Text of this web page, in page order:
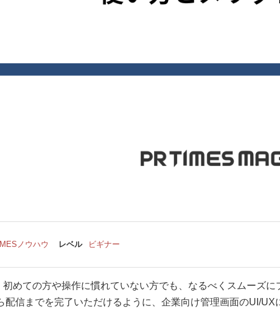
ノウハウ レベル ビギナー
初めての方や操作に慣れていない方でも、なるべくスムーズに
配信までを完了いただけるように、企業向け管理画面のUI/UX